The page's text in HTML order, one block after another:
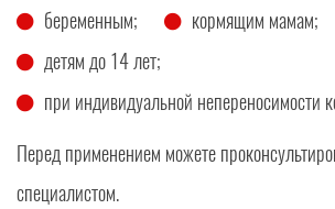
беременным;
кормящим мамам;
детям до 14 лет;
при индивидуальной непереносимости
Перед применением можете
специалистом.